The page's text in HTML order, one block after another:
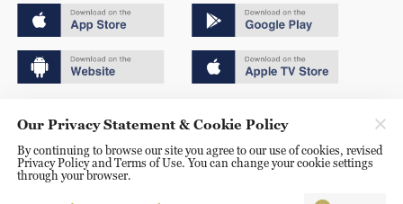
京ICP备20000184号
京公网安备 11010502050052号
Our Privacy Statement & Cookie Policy
By continuing to browse our site you agree to our use of cookies, revised
Privacy Policy and Terms of Use. You can change your cookie settings
through your browser.